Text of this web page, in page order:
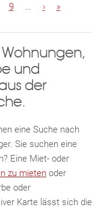
TE
9 … › »
und
der
eine Suche nach
Sie suchen eine
Eine Miet- oder
zu mieten oder
oder
Karte lässt sich die